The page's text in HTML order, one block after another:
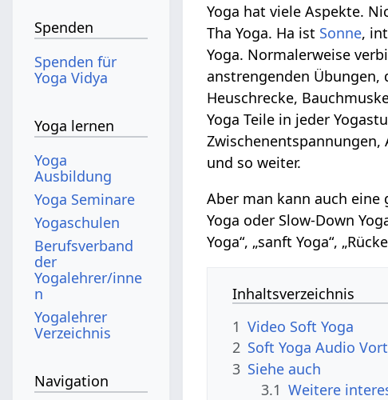
Yoga hat viele Aspekte.
Tha Yoga. Ha ist Sonne,
Yoga. Normalerweise
anstrengenden Übungen,
Heuschrecke,
Yoga Teile in jeder
und so weiter.
Aber man kann auch eine
Yoga oder Slow-Down
Yoga“, „sanft Yoga“,
Inhaltsverzeichnis
1 Video Soft Yoga
2 Soft Yoga Audio
3 Siehe auch
3.1 Weitere
Spenden
Spenden für
Yoga Vidya
Yoga lernen
Yoga
Ausbildung
Yoga Seminare
Yogaschulen
Berufsverband
der
Yogalehrer/inne
n
Yogalehrer
Verzeichnis
Navigation